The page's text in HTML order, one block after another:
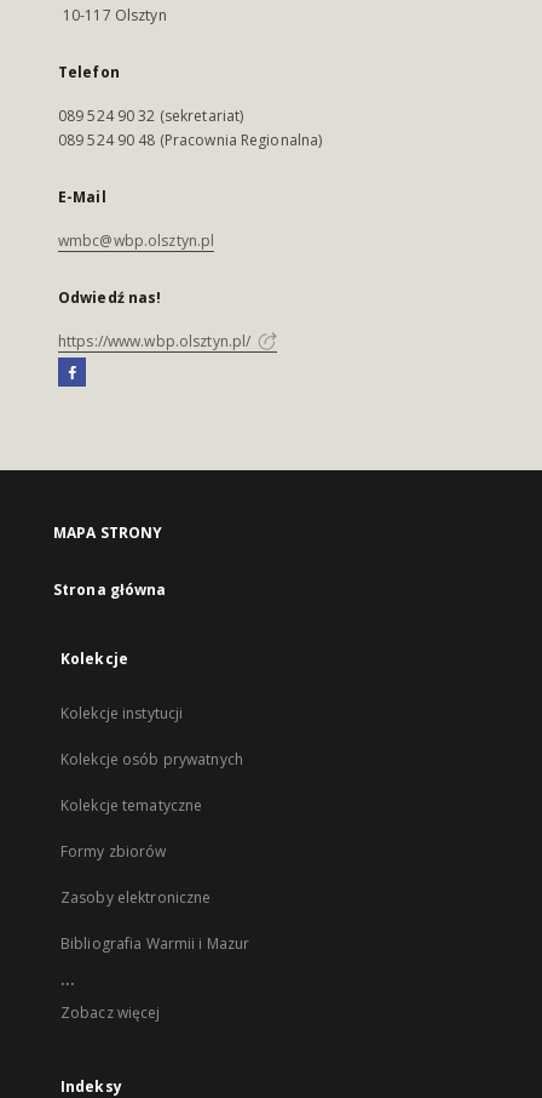
10-117 Olsztyn
Telefon
089 524 90 32 (sekretariat)
089 524 90 48 (Pracownia Regionalna)
E-Mail
wmbc@wbp.olsztyn.pl
Odwiedź nas!
https://www.wbp.olsztyn.pl/
MAPA STRONY
Strona główna
Kolekcje
Kolekcje instytucji
Kolekcje osób prywatnych
Kolekcje tematyczne
Formy zbiorów
Zasoby elektroniczne
Bibliografia Warmii i Mazur
...
Zobacz więcej
Indeksy